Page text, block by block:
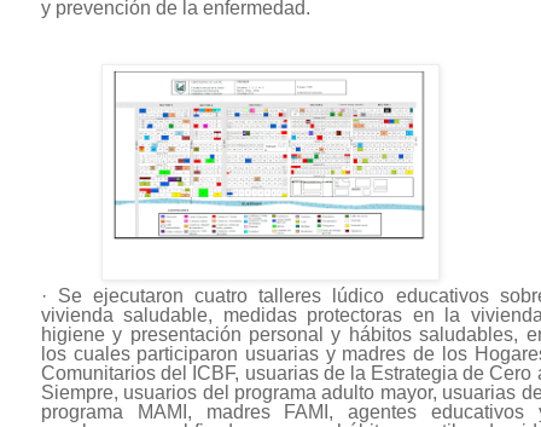
y prevención de la enfermedad.
· Se ejecutaron cuatro talleres lúdico educativos
vivienda saludable, medidas protectoras en la
higiene y presentación personal y hábitos saludables,
los cuales participaron usuarias y madres de los
Comunitarios del ICBF, usuarias de la Estrategia de Cero
Siempre, usuarios del programa adulto mayor, usuarias
programa MAMI, madres FAMI, agentes educativos